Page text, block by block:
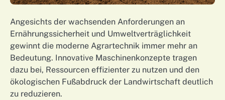
Angesichts der wachsenden Anforderungen an
Ernährungssicherheit und Umweltverträglichkeit
gewinnt die moderne Agrartechnik immer mehr an
Bedeutung. Innovative Maschinenkonzepte tragen
dazu bei, Ressourcen effizienter zu nutzen und den
ökologischen Fußabdruck der Landwirtschaft deutlich
zu reduzieren.